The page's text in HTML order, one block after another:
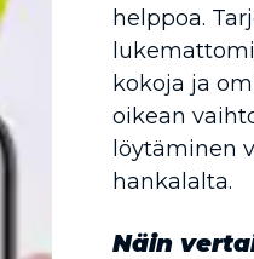
helppoa.
kokoja ja
oikean
löytäminen
hankalalta.
Näin